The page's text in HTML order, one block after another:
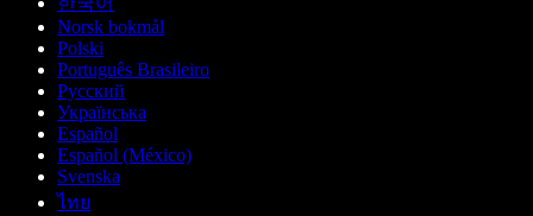
Norsk bokmål
Polski
Português Brasileiro
Русский
Українська
Español
Español (México)
Svenska
ไทย